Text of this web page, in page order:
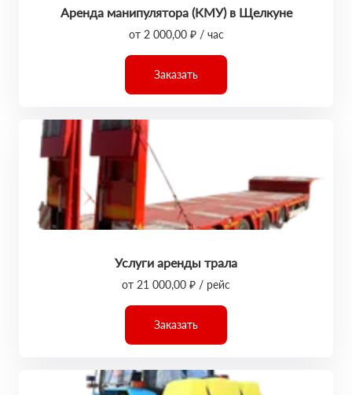
Аренда манипулятора (КМУ) в Щелкуне
от 2 000,00 ₽ / час
Заказать
Услуги аренды трала
от 21 000,00 ₽ / рейс
Заказать